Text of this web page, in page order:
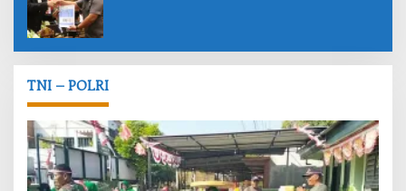
TNI – POLRI